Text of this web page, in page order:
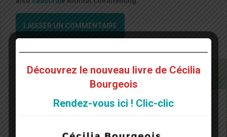
Découvrez le nouveau livre de Cécilia
Bourgeois
Rendez-vous ici ! Clic-clic